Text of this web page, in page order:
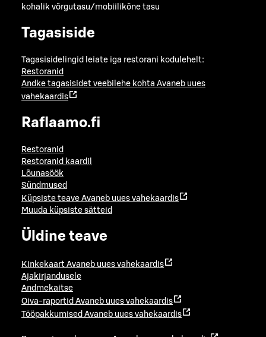
kohalik võrgutasu/mobiilikõne tasu
Tagasiside
Tagasisidelingid leiate iga restorani kodulehelt:
Restoranid
Andke tagasisidet veebilehe kohta Avaneb uues
vahekaardis
Raflaamo.fi
Restoranid
Restoranid kaardil
Lõunasöök
Sündmused
Küpsiste teave Avaneb uues vahekaardis
Muuda küpsiste sätteid
Üldine teave
Kinkekaart Avaneb uues vahekaardis
Ajakirjandusele
Andmekaitse
Oiva-raportid Avaneb uues vahekaardis
Tööpakkumised Avaneb uues vahekaardis